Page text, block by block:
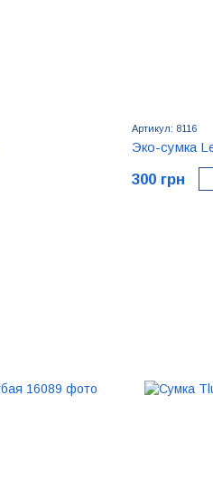
Артикул: 8116
Эко-сумка
300 грн